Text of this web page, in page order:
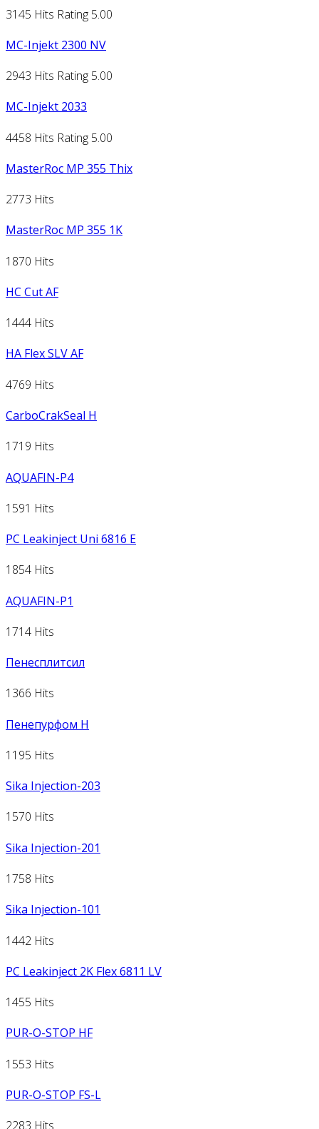
3145 Hits Rating 5.00
MC-Injekt 2300 NV
2943 Hits Rating 5.00
MC-Injekt 2033
4458 Hits Rating 5.00
MasterRoc MP 355 Thix
2773 Hits
MasterRoc MP 355 1K
1870 Hits
HC Cut AF
1444 Hits
HA Flex SLV AF
4769 Hits
CarboCrakSeal H
1719 Hits
AQUAFIN-P4
1591 Hits
PC Leakinject Uni 6816 E
1854 Hits
AQUAFIN-P1
1714 Hits
Пенесплитсил
1366 Hits
Пенепурфом Н
1195 Hits
Sika Injection-203
1570 Hits
Sika Injection-201
1758 Hits
Sika Injection-101
1442 Hits
PC Leakinject 2K Flex 6811 LV
1455 Hits
PUR-O-STOP HF
1553 Hits
PUR-O-STOP FS-L
2283 Hits